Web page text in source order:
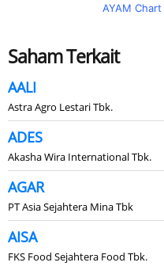
AYAM Chart
Saham Terkait
AALI
Astra Agro Lestari Tbk.
ADES
Akasha Wira International Tbk.
AGAR
PT Asia Sejahtera Mina Tbk
AISA
FKS Food Sejahtera Food Tbk.